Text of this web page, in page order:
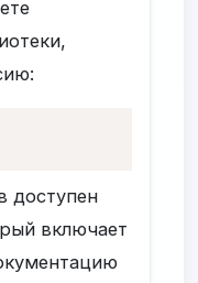
доступен
включает